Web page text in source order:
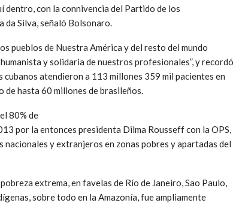
con la connivencia del Partido de los
da Silva, señaló Bolsonaro.
pueblos de Nuestra América y del resto del mundo
y solidaria de nuestros profesionales”, y recordó
atendieron a 113 millones 359 mil pacientes en
de hasta 60 millones de brasileños.
80% de
por la entonces presidenta Dilma Rousseff con la OPS,
y extranjeros en zonas pobres y apartadas del
extrema, en favelas de Río de Janeiro, Sao Paulo,
sobre todo en la Amazonía, fue ampliamente